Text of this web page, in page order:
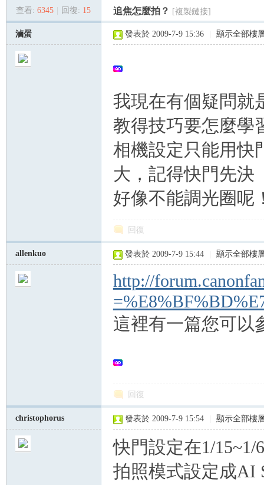
» › › ›
查看: 6345 回復: 15 追焦怎麼拍？ [複製鏈接]
滷蛋 發表於 2009-7-9 15:36 顯示全部樓
我現在有個疑問就
教得技巧要怎麼學
相機設定只能用快
大，記得快門先決
好像不能調光圈呢
回復
allenkuo 發表於 2009-7-9 15:44 顯示全部樓
http://
這裡有一篇您可以
回復
christophorus 發表於 2009-7-9 15:54 顯示全部樓
快門設定在1/15~1/
拍照模式設定成AI